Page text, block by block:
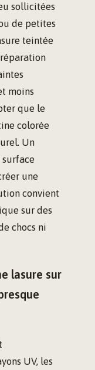
sollicitées
de petites
teintée
moins
que le
colorée
Un
une
convient
sur des
chocs ni
lasure sur
UV, les